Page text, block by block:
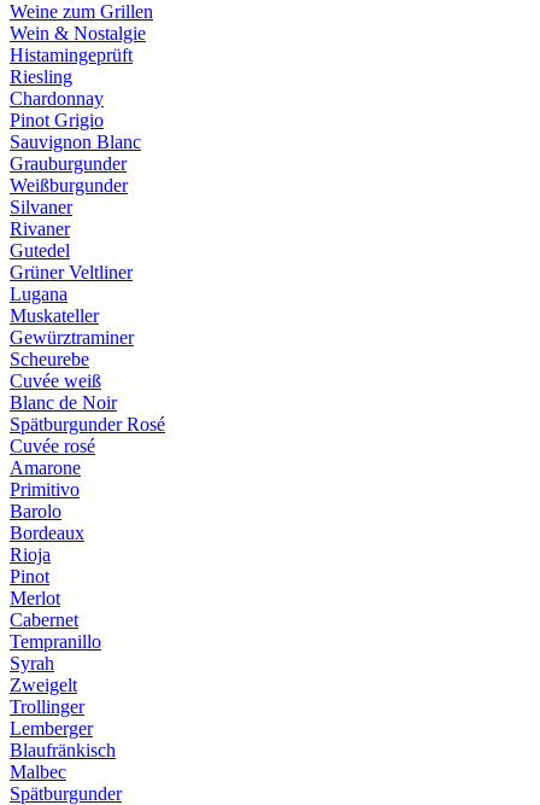
Weine zum Grillen
Wein & Nostalgie
Histamingeprüft
Riesling
Chardonnay
Pinot Grigio
Sauvignon Blanc
Grauburgunder
Weißburgunder
Silvaner
Rivaner
Gutedel
Grüner Veltliner
Lugana
Muskateller
Gewürztraminer
Scheurebe
Cuvée weiß
Blanc de Noir
Spätburgunder Rosé
Cuvée rosé
Amarone
Primitivo
Barolo
Bordeaux
Rioja
Pinot
Merlot
Cabernet
Tempranillo
Syrah
Zweigelt
Trollinger
Lemberger
Blaufränkisch
Malbec
Spätburgunder